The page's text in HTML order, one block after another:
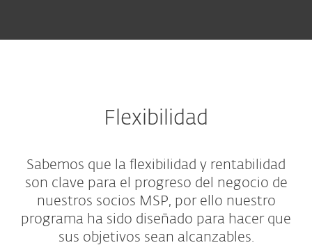
Flexibilidad
Sabemos que la flexibilidad y rentabilidad
son clave para el progreso del negocio de
nuestros socios MSP, por ello nuestro
programa ha sido diseñado para hacer que
sus objetivos sean alcanzables.